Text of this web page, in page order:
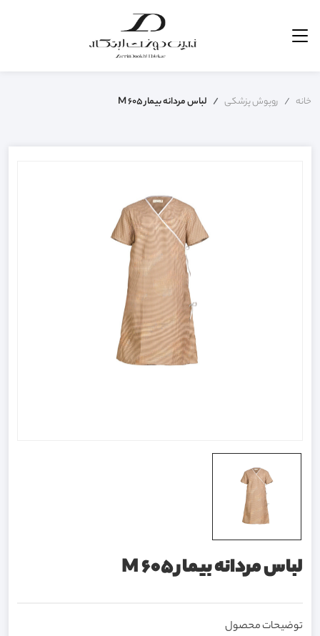
خانه روپوش پزشکی لباس مردانه بیمار M 605
لباس مردانه بیمار M 605
توضیحات محصول